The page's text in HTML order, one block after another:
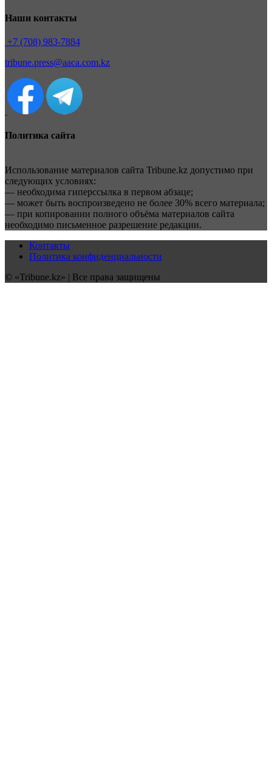
Наши контакты
+7 (708) 983-7884
tribune.press@aaca.com.kz
Политика сайта
Использование материалов сайта Tribune.kz допустимо при
следующих условиях:
— необходима гиперссылка в первом абзаце;
— может быть воспроизведено не более 30% всего материала;
— при копировании полного объёма материалов сайта
необходимо письменное разрешение редакции.
Контакты
Политика конфиденциальности
© «Tribune.kz» | Все права защищены